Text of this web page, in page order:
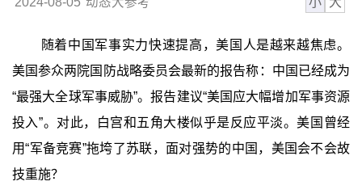
随着中国军事实力快速提高，美国人是越来越焦虑。
美国参众两院国防战略委员会最新的报告称：中国已经成为
“最强大全球军事威胁”。报告建议“美国应大幅增加军事资源
投入”。对此，白宫和五角大楼似乎是反应平淡。美国曾经
用“军备竞赛”拖垮了苏联，面对强势的中国，美国会不会故
技重施？